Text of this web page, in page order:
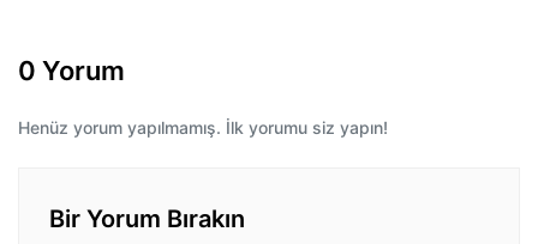
0 Yorum
Henüz yorum yapılmamış. İlk yorumu siz yapın!
Bir Yorum Bırakın